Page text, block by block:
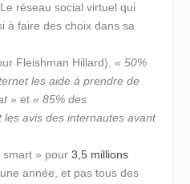
réseau social virtuel qui
à faire des choix dans sa
Fleishman Hillard),« 50%
les aide à prendre de
» et« 85% des
avis des internautes avant
smart » pour3,5 millions
année, et pas tous des